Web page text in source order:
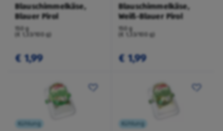
Blauschimmelkäse,
Blauer Pirol
150 g
(€ 1,33/100 g)
€ 1,99
Blauschimmelkäse,
Weiß-Blauer Pirol
150 g
(€ 1,33/100 g)
€ 1,99
Kühlung Kühlung